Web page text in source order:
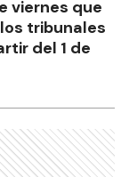
viernes que
tribunales
del 1 de